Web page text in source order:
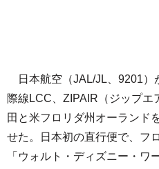
日本航空（JAL/JL、9201）
際線LCC、ZIPAIR（ジップ
田と米フロリダ州オーランド
せた。日本初の直行便で、フ
「ウォルト・ディズニー・ワ